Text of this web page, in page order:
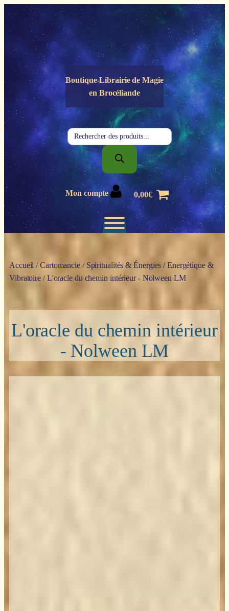
Panneau de gestion des cookies
Boutique-Librairie deMagie
en Brocéliande
Recherche
de
produits
Mon compte 0,00€
Accueil /Cartomancie/ Spiritualités & Énergies /Energétique &
Vibratoire / L'oracle du chemin intérieur - Nolween LM
L'oracle du chemin intérieur
- Nolween LM